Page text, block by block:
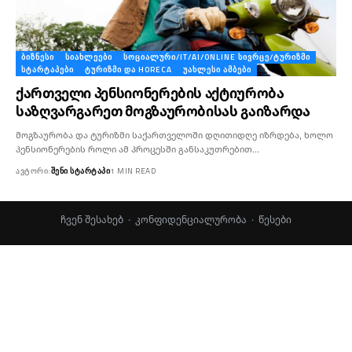
ᲑᲘᲖᲜᲔᲡᲘ ᲡᲘᲐᲮᲚᲔᲔᲑᲘ
ᲡᲝᲪᲘᲐᲚᲣᲠᲘ/IT/AI/ONLINE ᲡᲘᲕᲠᲪᲔ/ᲢᲣᲠᲘᲖᲛᲘ
ᲡᲢᲐᲠᲢᲐᲞᲔᲑᲘ
ᲢᲣᲠᲘᲖᲛᲘ ᲓᲐ HORECA ᲣᲐᲮᲚᲔᲡᲘ ᲐᲛᲑᲔᲑᲘ
ქართველი პენსიონერების აქტიურობა
საზღვარგარეთ მოგზაურობისას გაიზარდა
მოგზაურობა და ტურიზმი საქართველოში დღითიდღე იზრდება, ხოლო
პენსიონერების როლი ამ პროცესში განსაკუთრებით…
ᲐᲕᲢᲝᲠᲘ:ᲨᲔᲜᲘ ᲡᲢᲐᲠᲢᲐᲞᲘ1 MIN READ
ჩვენ შესახებ · კონფიდენციალურობა · წესები